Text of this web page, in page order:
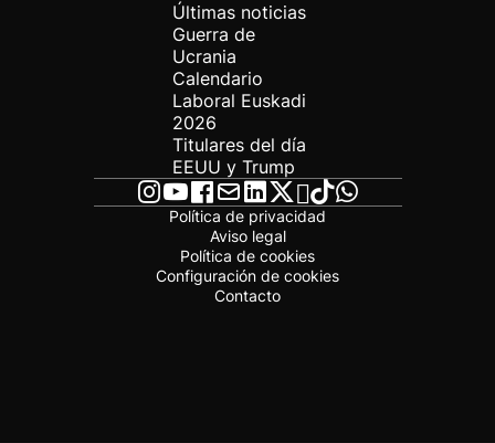
Últimas noticias
Guerra de
Ucrania
Calendario
Laboral Euskadi
2026
Titulares del día
EEUU y Trump
Política de privacidad
Aviso legal
Política de cookies
Configuración de cookies
Contacto